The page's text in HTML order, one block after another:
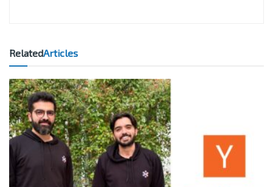
RelatedArticles